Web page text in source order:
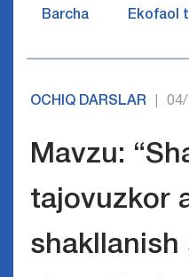
Barcha Ekofaol
OCHIQ DARSLAR
Mavzu:
tajovuzkor
shakllanish